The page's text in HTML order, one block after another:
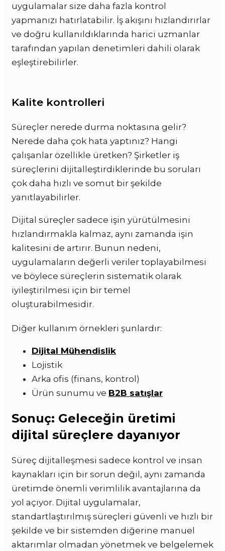
uygulamalar size daha fazla kontrol
yapmanızı hatırlatabilir. İş akışını hızlandırırlar
ve doğru kullanıldıklarında harici uzmanlar
tarafından yapılan denetimleri dahili olarak
eşleştirebilirler.
Kalite kontrolleri
Süreçler nerede durma noktasına gelir?
Nerede daha çok hata yaptınız? Hangi
çalışanlar özellikle üretken? Şirketler iş
süreçlerini dijitalleştirdiklerinde bu soruları
çok daha hızlı ve somut bir şekilde
yanıtlayabilirler.
Dijital süreçler sadece işin yürütülmesini
hızlandırmakla kalmaz, aynı zamanda işin
kalitesini de artırır. Bunun nedeni,
uygulamaların değerli veriler toplayabilmesi
ve böylece süreçlerin sistematik olarak
iyileştirilmesi için bir temel
oluşturabilmesidir.
Diğer kullanım örnekleri şunlardır:
Dijital Mühendislik
Lojistik
Arka ofis (finans, kontrol)
Ürün sunumu ve B2B satışlar
Sonuç: Geleceğin üretimi
dijital süreçlere dayanıyor
Süreç dijitalleşmesi sadece kontrol ve insan
kaynakları için bir sorun değil, aynı zamanda
üretimde önemli verimlilik avantajlarına da
yol açıyor. Dijital uygulamalar,
standartlaştırılmış süreçleri güvenli ve hızlı bir
şekilde ve bir sistemden diğerine manuel
aktarımlar olmadan yönetmek ve belgelemek